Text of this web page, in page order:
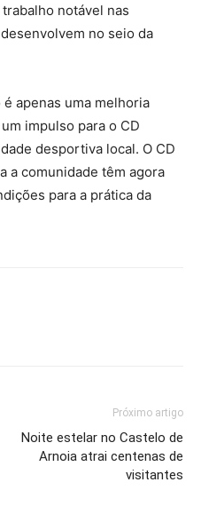
notável nas
no seio da
apenas uma melhoria
impulso para o CD
desportiva local. O CD
a comunidade têm agora
para a prática da
Próximo artigo
Noite estelar no Castelo de
Arnoia atrai centenas de
visitantes